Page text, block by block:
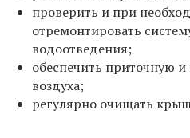
проверить и при
отремонтировать
водоотведения;
обеспечить приточную
воздуха;
регулярно очищать